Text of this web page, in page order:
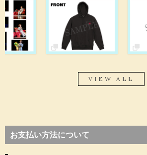
VIEW ALL
お支払い方法について